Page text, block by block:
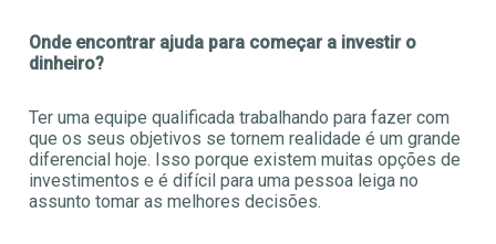
Onde encontrar ajuda para começar a investir o
dinheiro?
Ter uma equipe qualificada trabalhando para fazer com
que os seus objetivos se tornem realidade é um grande
diferencial hoje. Isso porque existem muitas opções de
investimentos e é difícil para uma pessoa leiga no
assunto tomar as melhores decisões.